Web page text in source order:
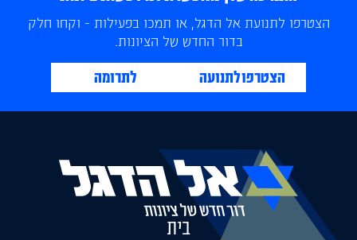
הצטרפו לתנועת אל הדגל, או תמכו בפעילות - וקחו חלק
בדור החדש של הציונות.
הצטרפו לתנועה לתרומה
בית